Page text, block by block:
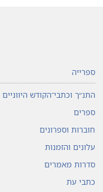
ספרייה
התנ״ך וכתבי־הקודש היווניים
ספרים
חוברות וספרונים
עלונים והזמנות
סדרות מאמרים
כתבי עת